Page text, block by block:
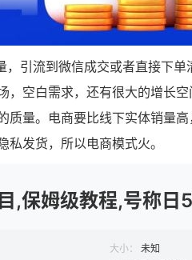
引流到微信成交或者直接下
空白需求，还有很大的增长
量。电商要比线下实体销量
发货，所以电商模式火。
,保姆级教程,号称日
大小：
未知